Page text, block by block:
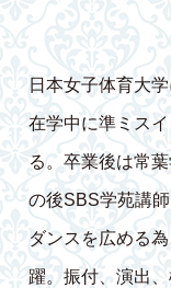
日本女子体育大
在学中に準ミス
る。卒業後は常
の後SBS学苑講
ダンスを広める
躍。振付、演出